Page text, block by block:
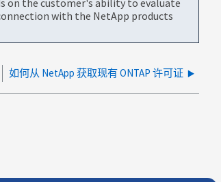
with the NetApp products
如何从 NetApp 获取现有 ONTAP 许可证